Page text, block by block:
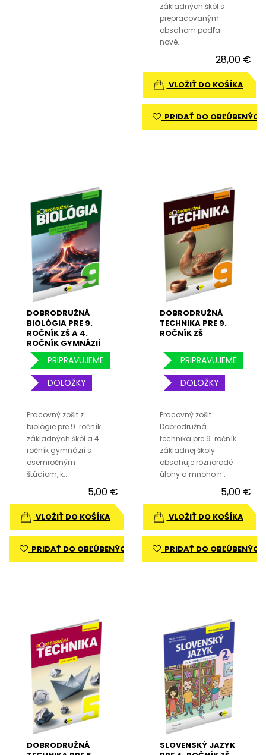
základných škôl s
prepracovaným
obsahom podľa
nové..
28,00 €
VLOŽIŤ DO KOŠÍKA
PRIDAŤ DO OBĽÚBENÝCH
DOBRODRUŽNÁ
BIOLÓGIA PRE 9.
ROČNÍK ZŠ A 4.
ROČNÍK GYMNÁZIÍ
S OSEMROČNÝM
ŠTÚDIOMPRIPRAVUJEME
DOLOŽKY
Pracovný zošit z
biológie pre 9. ročník
základných škôl a 4.
ročník gymnázií s
osemročným
štúdiom, k..
5,00 €
VLOŽIŤ DO KOŠÍKA
PRIDAŤ DO OBĽÚBENÝCH
DOBRODRUŽNÁ
TECHNIKA PRE 9.
ROČNÍK ZŠ
PRIPRAVUJEME
DOLOŽKY
Pracovný zošit
Dobrodružná
technika pre 9. ročník
základnej školy
obsahuje rôznorodé
úlohy a mnoho n..
5,00 €
VLOŽIŤ DO KOŠÍKA
PRIDAŤ DO OBĽÚBENÝCH
DOBRODRUŽNÁ
SLOVENSKÝ JAZYK